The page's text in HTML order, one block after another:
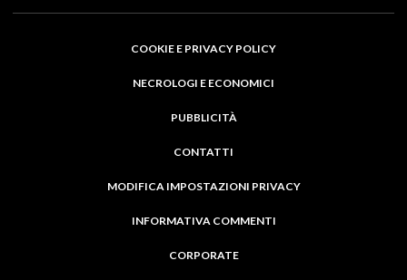
COOKIE E PRIVACY POLICY
NECROLOGI E ECONOMICI
PUBBLICITÀ
CONTATTI
MODIFICA IMPOSTAZIONI PRIVACY
INFORMATIVA COMMENTI
CORPORATE